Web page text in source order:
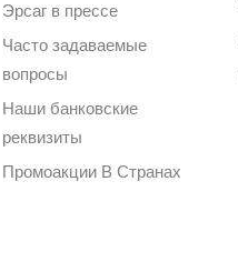
Эрсаг в прессе
Часто задаваемые
вопросы
Наши банковские
реквизиты
Промоакции В Странах